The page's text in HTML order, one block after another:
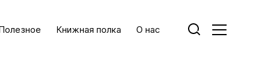
Книжная полка О нас